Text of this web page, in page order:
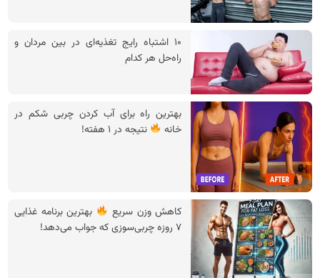
۱۰ اشتباه رایج تغذیه‌ای در بین مردان و
راه‌حل هر کدام
بهترین راه برای آب کردن چربی شکم در
خانه
نتیجه در ۱ هفته!
کاهش وزن سریع
بهترین برنامه غذایی
۷ روزه چربی‌سوزی که جواب می‌دهد!